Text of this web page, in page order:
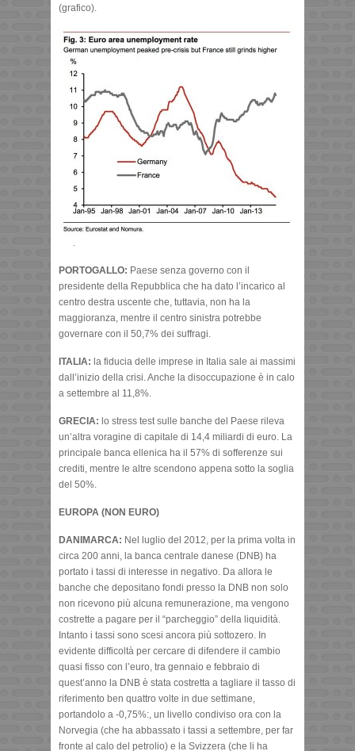
(grafico).
PORTOGALLO: Paese senza governo con il
presidente della Repubblica che ha dato l’incarico al
centro destra uscente che, tuttavia, non ha la
maggioranza, mentre il centro sinistra potrebbe
governare con il 50,7% dei suffragi.
ITALIA: la fiducia delle imprese in Italia sale ai massimi
dall’inizio della crisi. Anche la disoccupazione è in calo
a settembre al 11,8%.
GRECIA: lo stress test sulle banche del Paese rileva
un’altra voragine di capitale di 14,4 miliardi di euro. La
principale banca ellenica ha il 57% di sofferenze sui
crediti, mentre le altre scendono appena sotto la soglia
del 50%.
EUROPA (NON EURO)
DANIMARCA: Nel luglio del 2012, per la prima volta in
circa 200 anni, la banca centrale danese (DNB) ha
portato i tassi di interesse in negativo. Da allora le
banche che depositano fondi presso la DNB non solo
non ricevono più alcuna remunerazione, ma vengono
costrette a pagare per il “parcheggio” della liquidità.
Intanto i tassi sono scesi ancora più sottozero. In
evidente difficoltà per cercare di difendere il cambio
quasi fisso con l’euro, tra gennaio e febbraio di
quest’anno la DNB è stata costretta a tagliare il tasso di
riferimento ben quattro volte in due settimane,
portandolo a -0,75%:, un livello condiviso ora con la
Norvegia (che ha abbassato i tassi a settembre, per far
fronte al calo del petrolio) e la Svizzera (che li ha